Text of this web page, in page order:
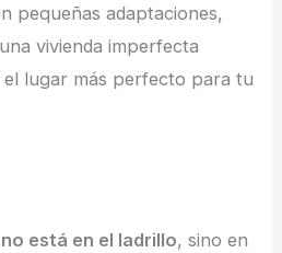
pequeñas adaptaciones,
vivienda imperfecta
lugar más perfecto para tu
está en el ladrillo, sino en